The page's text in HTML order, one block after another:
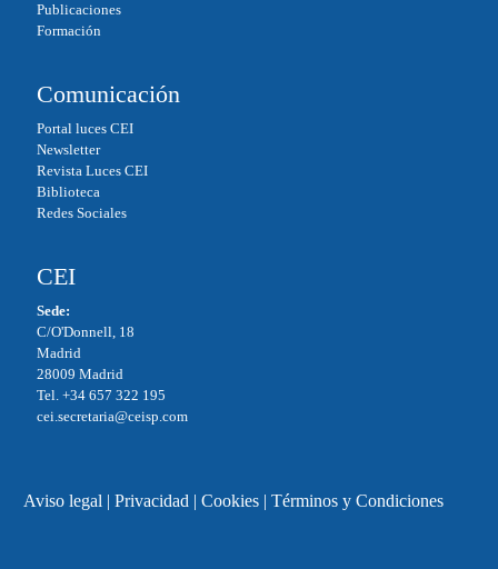
Publicaciones
Formación
Comunicación
Portal luces CEI
Newsletter
Revista Luces CEI
Biblioteca
Redes Sociales
CEI
Sede:
C/O'Donnell, 18
Madrid
28009 Madrid
Tel. +34 657 322 195
cei.secretaria@ceisp.com
Aviso legal | Privacidad | Cookies| Términos y Condiciones